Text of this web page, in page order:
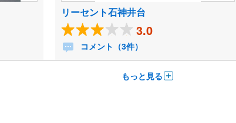
リーセント石神井台
3.0
コメント（3件）
もっと見る